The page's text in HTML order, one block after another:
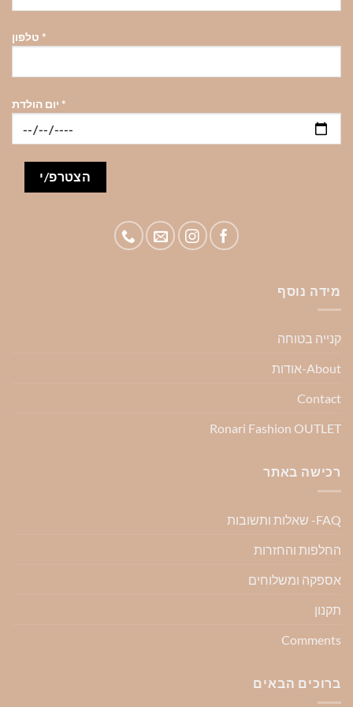
*
*
מידה נוסף
קנייה בטוחה
About-אודות
Contact
Ronari Fashion OUTLET
רכישה באתר
FAQ- שאלות ותשובות
החלפות והחזרות
אספקה ומשלוחים
תקנון
Comments
ברוכים הבאים